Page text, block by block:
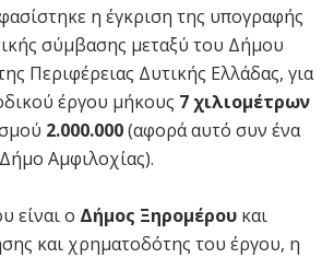
η έγκριση της υπογραφής
σύμβασης μεταξύ του Δήμου
Περιφέρειας Δυτικής Ελλάδας, για
έργου μήκους 7 χιλιομέτρων
2.000.000(αφορά αυτό συν ένα
Αμφιλοχίας).
είναι ο Δήμος Ξηρομέρουκαι
και χρηματοδότης του έργου, η